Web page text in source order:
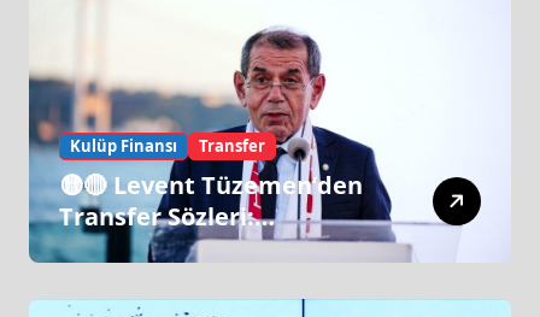
Kulüp Finansı Transfer
🟡🔴 Levent Tüzemen’den
Transfer Sözleri:
“Galatasaray’ın Zirve